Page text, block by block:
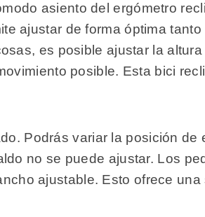
asiento del ergómetro
ajustar de forma óptima
es posible ajustar la
posible. Esta bici
Podrás variar la posición
no se puede ajustar. Los
ajustable. Esto ofrece